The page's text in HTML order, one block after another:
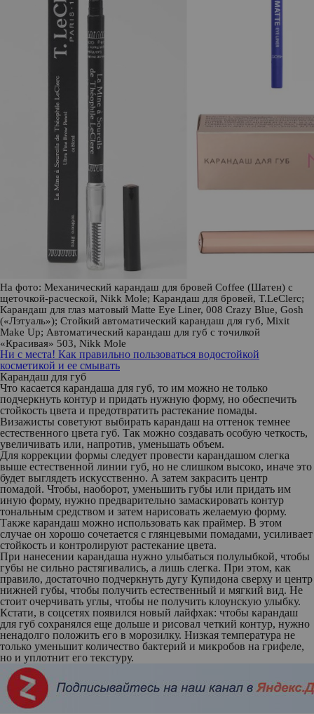
На фото: Механический карандаш для бровей Coffee (Шатен) с
щеточкой-расческой, Nikk Mole; Карандаш для бровей, T.LeClerc;
Карандаш для глаз матовый Matte Eye Liner, 008 Crazy Blue, Gosh
(«Лэтуаль»); Стойкий автоматический карандаш для губ, Mixit
Make Up; Автоматический карандаш для губ с точилкой
«Красивая» 503, Nikk Mole
Ни с места! Как правильно пользоваться водостойкой
косметикой и ее смывать
Карандаш для губ
Что касается карандаша для губ, то им можно не только
подчеркнуть контур и придать нужную форму, но обеспечить
стойкость цвета и предотвратить растекание помады.
Визажисты советуют выбирать карандаш на оттенок темнее
естественного цвета губ. Так можно создавать особую четкость,
увеличивать или, напротив, уменьшать объем.
Для коррекции формы следует провести карандашом слегка
выше естественной линии губ, но не слишком высоко, иначе это
будет выглядеть искусственно. А затем закрасить центр
помадой. Чтобы, наоборот, уменьшить губы или придать им
иную форму, нужно предварительно замаскировать контур
тональным средством и затем нарисовать желаемую форму.
Также карандаш можно использовать как праймер. В этом
случае он хорошо сочетается с глянцевыми помадами, усиливает
стойкость и контролируют растекание цвета.
При нанесении карандаша нужно улыбаться полулыбкой, чтобы
губы не сильно растягивались, а лишь слегка. При этом, как
правило, достаточно подчеркнуть дугу Купидона сверху и центр
нижней губы, чтобы получить естественный и мягкий вид. Не
стоит очерчивать углы, чтобы не получить клоунскую улыбку.
Кстати, в соцсетях появился новый лайфхак: чтобы карандаш
для губ сохранялся еще дольше и рисовал четкий контур, нужно
ненадолго положить его в морозилку. Низкая температура не
только уменьшит количество бактерий и микробов на грифеле,
но и уплотнит его текстуру.